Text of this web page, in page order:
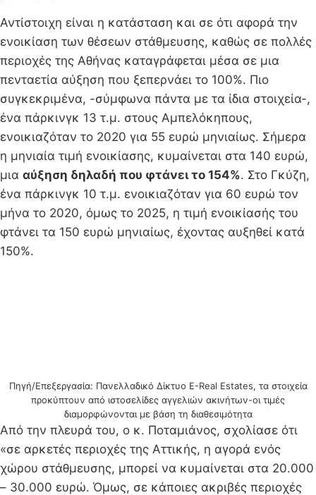
Αντίστοιχη είναι η κατάσταση και σε ότι αφορά την
ενοικίαση των θέσεων στάθμευσης, καθώς σε πολλές
περιοχές της Αθήνας καταγράφεται μέσα σε μια
πενταετία αύξηση που ξεπερνάει το 100%. Πιο
συγκεκριμένα, -σύμφωνα πάντα με τα ίδια στοιχεία-,
ένα πάρκινγκ 13 τ.μ. στους Αμπελόκηπους,
ενοικιαζόταν το 2020 για 55 ευρώ μηνιαίως. Σήμερα
η μηνιαία τιμή ενοικίασης, κυμαίνεται στα 140 ευρώ,
μια αύξηση δηλαδή που φτάνει το 154%. Στο Γκύζη,
ένα πάρκινγκ 10 τ.μ. ενοικιαζόταν για 60 ευρώ τον
μήνα το 2020, όμως το 2025, η τιμή ενοικίασής του
φτάνει τα 150 ευρώ μηνιαίως, έχοντας αυξηθεί κατά
150%.
Πηγή/Επεξεργασία: Πανελλαδικό Δίκτυο E-Real Estates, τα στοιχεία
προκύπτουν από ιστοσελίδες αγγελιών ακινήτων-οι τιμές
διαμορφώνονται με βάση τη διαθεσιμότητα
Από την πλευρά του, ο κ. Ποταμιάνος, σχολίασε ότι
«σε αρκετές περιοχές της Αττικής, η αγορά ενός
χώρου στάθμευσης, μπορεί να κυμαίνεται στα 20.000
– 30.000 ευρώ. Όμως, σε κάποιες ακριβές περιοχές